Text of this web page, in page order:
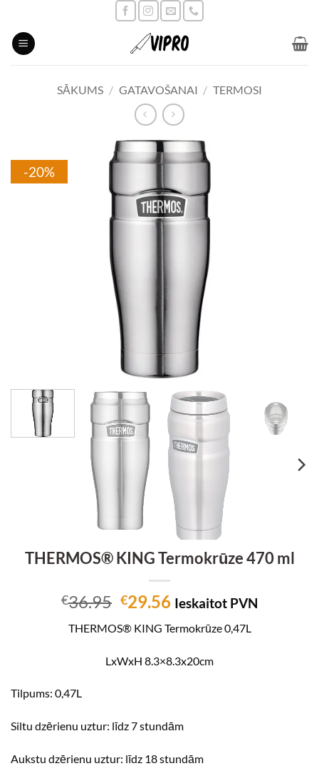
content
SĀKUMS / GATAVOŠANAI / TERMOSI
-20%
THERMOS® KING Termokrūze 470 ml
€36.95 Original
was:
€36.95.
€29.56Current
is:
€29.56.
Ieskaitot PVN
THERMOS® KING Termokrūze 0,47L
LxWxH 8.3×8.3x20cm
Tilpums: 0,47L
Siltu dzērienu uztur: līdz 7 stundām
Aukstu dzērienu uztur: līdz 18 stundām